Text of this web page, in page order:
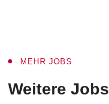
MEHR JOBS
:
Weitere Jobs